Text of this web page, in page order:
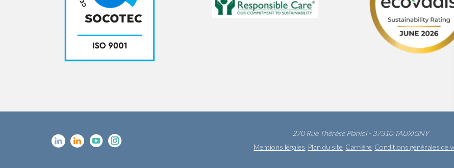
270 Rue Thérèse Planiol - 37310 TAUXIGNY
Mentions légales Plan du site Carrière Conditions générales de